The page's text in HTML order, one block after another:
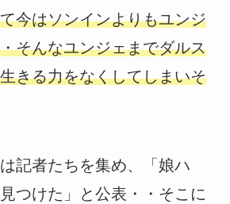
今はソンインよりもユンジ
そんなユンジェまでダルス
きる力をなくしてしまいそ
記者たちを集め、「娘ハ
つけた」と公表・・そこに